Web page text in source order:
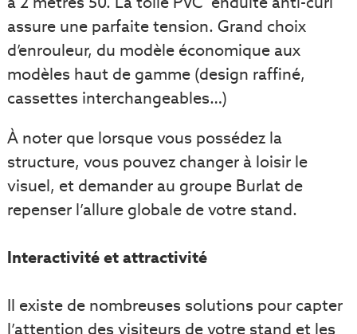
assure une parfaite tension. Grand choix
d’enrouleur, du modèle économique aux
modèles haut de gamme (design raffiné,
cassettes interchangeables…)
À noter que lorsque vous possédez la
structure, vous pouvez changer à loisir le
visuel, et demander au groupe Burlat de
repenser l’allure globale de votre stand.
Interactivité et attractivité
Il existe de nombreuses solutions pour capter
l’attention des visiteurs de votre stand et les